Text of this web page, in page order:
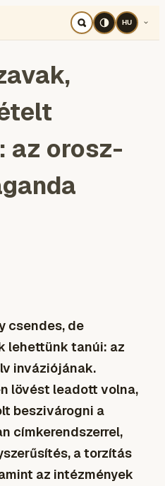
KOGNITÍV HÁBORÚ
HU
az orosz-
csendes, de
lehettünk tanúi: az
inváziójának.
lövést leadott volna,
beszivárogni a
címkerendszerrel,
a torzítás
az intézmények